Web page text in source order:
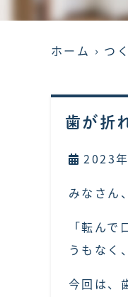
ホーム つ
歯が折
2023
みなさん
「転ん
うもなく
今回は、